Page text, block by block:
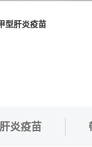
型肝炎疫苗
炎疫苗